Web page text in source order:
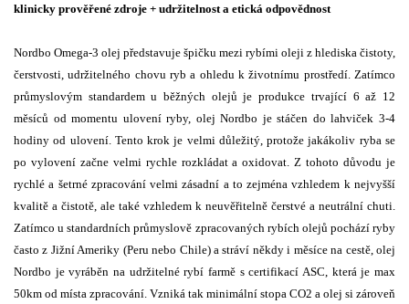
klinicky prověřené zdroje + udržitelnost a etická odpovědnost
Nordbo Omega-3 olej představuje špičku mezi rybími oleji z hlediska čistoty,
čerstvosti, udržitelného chovu ryb a ohledu k životnímu prostředí. Zatímco
průmyslovým standardem u běžných olejů je produkce trvající 6 až 12
měsíců od momentu ulovení ryby, olej Nordbo je stáčen do lahviček 3-4
hodiny od ulovení. Tento krok je velmi důležitý, protože jakákoliv ryba se
po vylovení začne velmi rychle rozkládat a oxidovat. Z tohoto důvodu je
rychlé a šetrné zpracování velmi zásadní a to zejména vzhledem k nejvyšší
kvalitě a čistotě, ale také vzhledem k neuvěřitelně čerstvé a neutrální chuti.
Zatímco u standardních průmyslově zpracovaných rybích olejů pochází ryby
často z Jižní Ameriky (Peru nebo Chile) a stráví někdy i měsíce na cestě, olej
Nordbo je vyráběn na udržitelné rybí farmě s certifikací ASC, která je max
50km od místa zpracování. Vzniká tak minimální stopa CO2 a olej si zároveň